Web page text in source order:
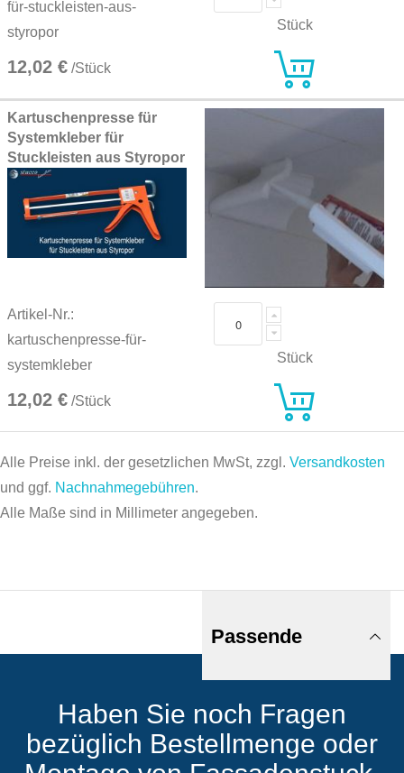
für-stuckleisten-aus-
styropor
12,02 € /Stück
Stück
Kartuschenpresse für
Systemkleber für
Stuckleisten aus Styropor
Artikel-Nr.:
kartuschenpresse-für-
systemkleber
12,02 € /Stück
Stück
Alle Preise inkl. der gesetzlichen MwSt, zzgl. Versandkosten
und ggf. Nachnahmegebühren.
Alle Maße sind in Millimeter angegeben.
Passende
Produkte
Haben Sie noch Fragen
bezüglich Bestellmenge oder